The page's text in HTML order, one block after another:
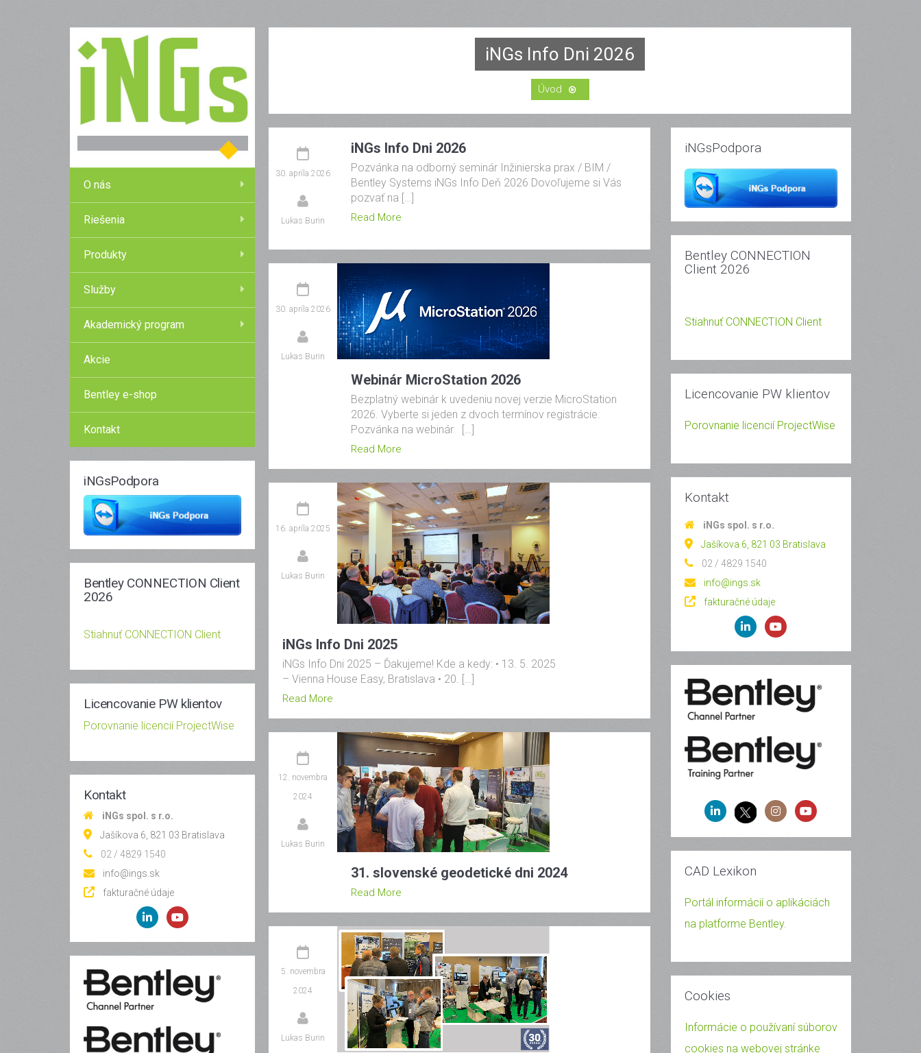
O nás
Riešenia
Produkty
Služby
Akademický program
Akcie
Bentley e-shop
Kontakt
iNGsPodpora
Bentley CONNECTION Client
2026
Stiahnuť CONNECTION Client
Licencovanie PW klientov
Porovnanie licencií ProjectWise
Kontakt
iNGs spol. s r.o.
Jašíkova 6, 821 03 Bratislava
02 / 4829 1540
info@ings.sk
fakturačné údaje
iNGs Info Dni 2026
30. apríla 2026
Lukas Burin
iNGs Info Dni 2026
Pozvánka na odborný seminár Inžinierska prax / BIM /
Bentley Systems iNGs Info Deň 2026 Dovoľujeme si Vás
pozvať na […]
Read More
30. apríla 2026
Lukas Burin
Webinár MicroStation 2026
Bezplatný webinár k uvedeniu novej verzie MicroStation
2026. Vyberte si jeden z dvoch termínov registrácie.
Pozvánka na webinár […]
Read More
16. apríla 2025
Lukas Burin
iNGs Info Dni 2025
iNGs Info Dni 2025 – Ďakujeme! Kde a kedy: • 13. 5. 2025
– Vienna House Easy, Bratislava • 20. […]
Read More
12. novembra
2024
Lukas Burin
31. slovenské geodetické dni 2024
Read More
5. novembra
2024
Lukas Burin
iNGsPodpora
Bentley CONNECTION
Client 2026
Stiahnuť CONNECTION Client
Licencovanie PW klientov
Porovnanie licencií ProjectWise
Kontakt
iNGs spol. s r.o.
Jašíkova 6, 821 03 Bratislava
02 / 4829 1540
info@ings.sk
fakturačné údaje
CAD Lexikon
Portál informácií o aplikáciách
na platforme Bentley.
Cookies
Informácie o používaní súborov
cookies na webovej stránke